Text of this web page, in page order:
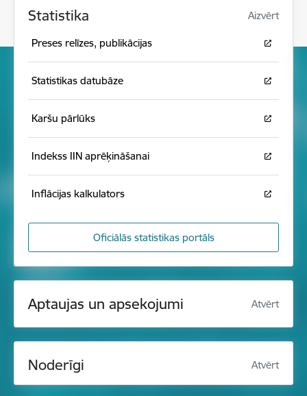
Statistika Aizvērt
Preses relīzes, publikācijas
Statistikas datubāze
Karšu pārlūks
Indekss IIN aprēķināšanai
Inflācijas kalkulators
Oficiālās statistikas portāls
Aptaujas un apsekojumi Atvērt
Noderīgi Atvērt